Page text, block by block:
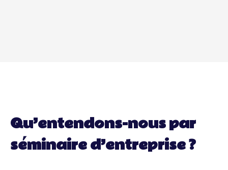
Qu’entendons-nous par
séminaire d’entreprise ?